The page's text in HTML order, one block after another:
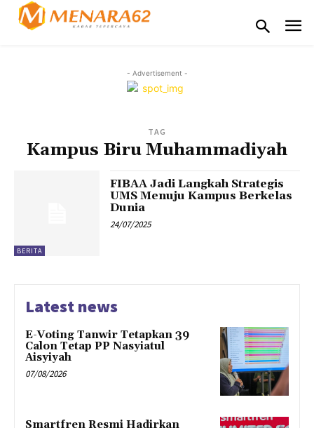
- Advertisement -
TAG
Kampus Biru Muhammadiyah
BERITA
FIBAA Jadi Langkah Strategis
UMS Menuju Kampus Berkelas
Dunia
24/07/2025
Latest news
E-Voting Tanwir Tetapkan 39
Calon Tetap PP Nasyiatul
Aisyiyah
07/08/2026
Smartfren Resmi Hadirkan